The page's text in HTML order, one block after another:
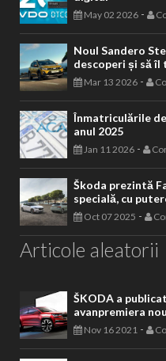
May 02 2026 -
Noul Sandero
descoperi și să îl
Mar 13 2026 -
Înmatriculările
anul 2025
Jan 11 2026 -
Škoda prezintă
specială, cu
Oct 07 2025 -
Articole aleatorii
ŠKODA a
avanpremiera
Nov 16 2021 -